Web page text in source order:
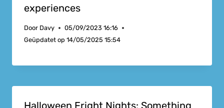
experiences
Door Davy
05/09/2023 16:16
Geüpdatet op 14/05/2025 15:54
Halloween Fright Nights: Something